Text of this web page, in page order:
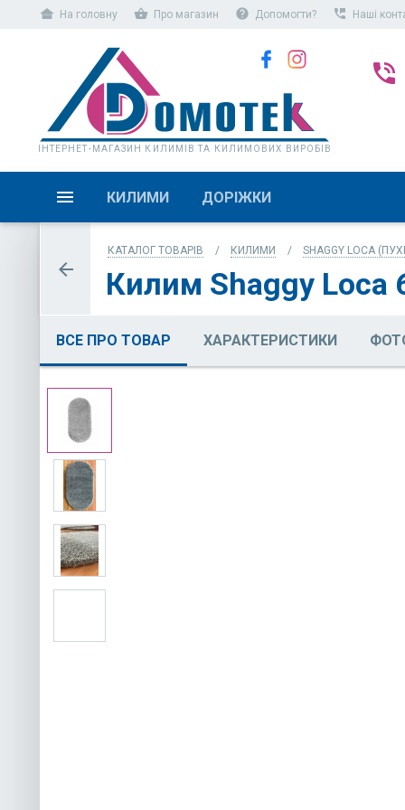
other_houses На головну shopping_basket Про магазин help Допомогти? perm_phone_msg Наші
ІНТЕРНЕТ-МАГАЗИН КИЛИМІВ ТА КИЛИМОВИХ ВИРОБІВ
phone_in_talk
КИЛИМИ ДОРІЖКИ
КАТАЛОГ ТОВАРІВ КИЛИМИ SHAGGY LOCA
Килим Shaggy Loca
arrow_back
ВСЕ ПРО ТОВАР ХАРАКТЕРИСТИКИ